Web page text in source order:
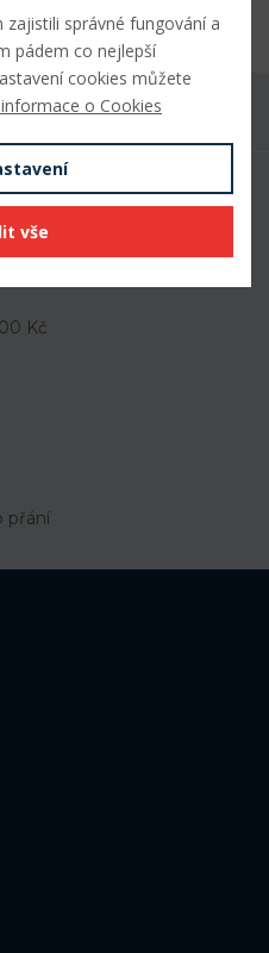
Kč
přání
správné fungování a
pádem co nejlepší
cookies můžete
o Cookies
vše